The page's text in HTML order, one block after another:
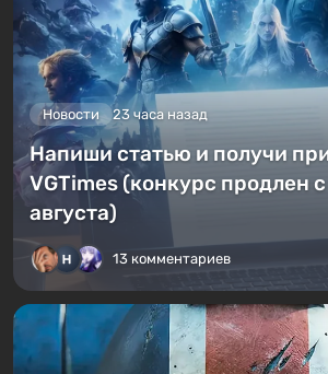
Новости 23 часа назад
Напиши статью и получи
VGTimes (конкурс продлен
августа)
13 комментариев